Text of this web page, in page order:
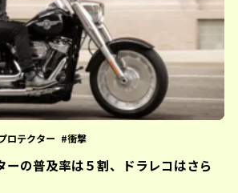
ロテクター 衝撃
ーの普及率は５割、ドラレコはさら